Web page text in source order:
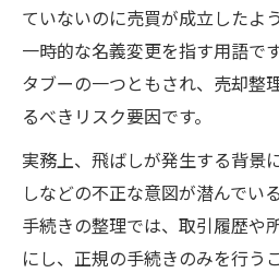
ていないのに売買が成立したよ
一時的な名義変更を指す用語で
タブーの一つともされ、売却整
るべきリスク要因です。
実務上、飛ばしが発生する背景
しなどの不正な意図が潜んでい
手続きの整理では、取引履歴や
にし、正規の手続きのみを行う